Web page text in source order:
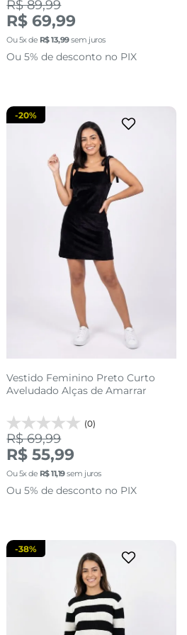
R$ 89,99
R$ 69,99
Ou5x de R$13,99sem juros
Ou 5% de desconto no PIX
M
adicionar a sacola
Vestido Feminino Preto Curto
Aveludado Alças de Amarrar
(0)
-20%
R$ 69,99
R$ 55,99
Ou5x de R$11,19sem juros
Ou 5% de desconto no PIX
adicionar a sacola
-38%